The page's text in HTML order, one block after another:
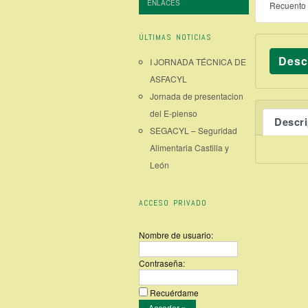
ENLACES
ÚLTIMAS NOTICIAS
I JORNADA TÉCNICA DE
ASFACYL
Jornada de presentacion
del E-pienso
SEGACYL – Seguridad
Alimentaria Castilla y
León
ACCESO PRIVADO
Nombre de usuario:
Contraseña:
Recuérdame